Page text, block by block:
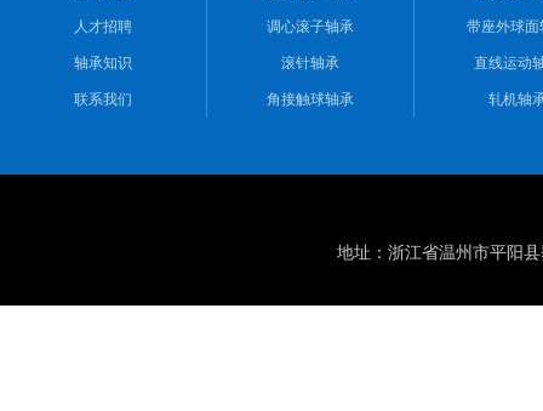
人才招聘
轴承知识
联系我们
调心滚子轴承
滚针轴承
角接触球轴承
带座外球面
直线运动
轧机轴
地址：浙江省温州市平阳